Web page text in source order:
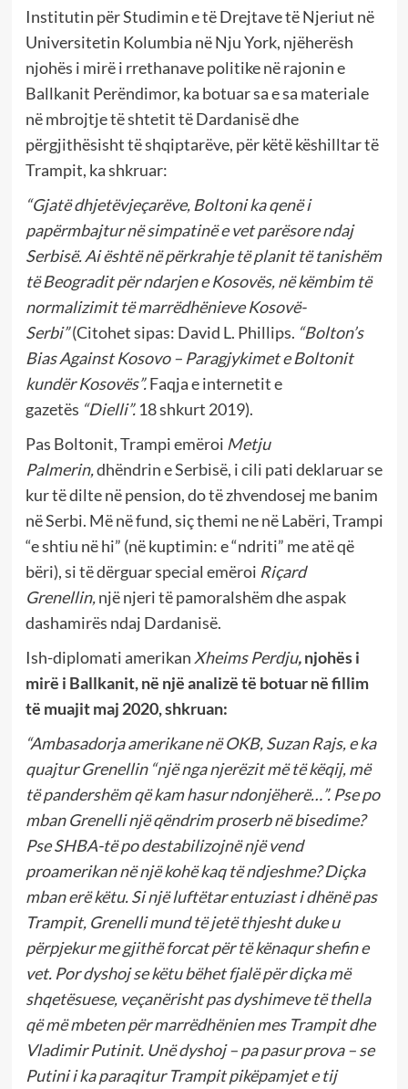
Institutin për Studimin e të Drejtave të Njeriut në
Universitetin Kolumbia në Nju York, njëherësh
njohës i mirë i rrethanave politike në rajonin e
Ballkanit Perëndimor, ka botuar sa e sa materiale
në mbrojtje të shtetit të Dardanisë dhe
përgjithësisht të shqiptarëve, për këtë këshilltar të
Trampit, ka shkruar:
“Gjatë dhjetëvjeçarëve, Boltoni ka qenë i
papërmbajtur në simpatinë e vet parësore ndaj
Serbisë. Ai është në përkrahje të planit të tanishëm
të Beogradit për ndarjen e Kosovës, në këmbim të
normalizimit të marrëdhënieve Kosovë-
Serbi”(Citohet sipas: David L. Phillips. “Bolton’s
Bias Against Kosovo – Paragjykimet e Boltonit
kundër Kosovës”.Faqja e internetit e
gazetës “Dielli”. 18 shkurt 2019).
Pas Boltonit, Trampi emëroi Metju
Palmerin,dhëndrin e Serbisë, i cili pati deklaruar se
kur të dilte në pension, do të zhvendosej me banim
në Serbi. Më në fund, siç themi ne në Labëri, Trampi
“e shtiu në hi” (në kuptimin: e “ndriti” me atë që
bëri), si të dërguar special emëroi Riçard
Grenellin,një njeri të pamoralshëm dhe aspak
dashamirës ndaj Dardanisë.
Ish-diplomati amerikan Xheims Perdju,njohës i
mirë i Ballkanit, në një analizë të botuar në fillim
të muajit maj 2020, shkruan:
“Ambasadorja amerikane në OKB, Suzan Rajs, e ka
quajtur Grenellin “një nga njerëzit më të këqij, më
të pandershëm që kam hasur ndonjëherë…”. Pse po
mban Grenelli një qëndrim proserb në bisedime?
Pse SHBA-të po destabilizojnë një vend
proamerikan në një kohë kaq të ndjeshme?Diçka
mban erë këtu. Si një luftëtar entuziast i dhënë pas
Trampit, Grenelli mund të jetë thjesht duke u
përpjekur me gjithë forcat për të kënaqur shefin e
vet. Por dyshoj se këtu bëhet fjalë për diçka më
shqetësuese, veçanërisht pas dyshimeve të thella
që më mbeten për marrëdhënien mes Trampit dhe
Vladimir Putinit. Unë dyshoj – pa pasur prova – se
Putini i ka paraqitur Trampit pikëpamjet e tij